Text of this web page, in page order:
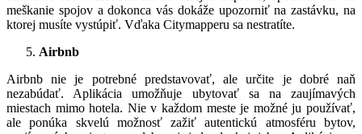
meškanie spojov a dokonca vás dokáže upozorniť na zastávku, na
ktorej musíte vystúpiť. Vďaka Citymapperu sa nestratíte.
Airbnb
Airbnb nie je potrebné predstavovať, ale určite je dobré naň
nezabúdať. Aplikácia umožňuje ubytovať sa na zaujímavých
miestach mimo hotela. Nie v každom meste je možné ju používať,
ale ponúka skvelú možnosť zažiť autentickú atmosféru bytov,